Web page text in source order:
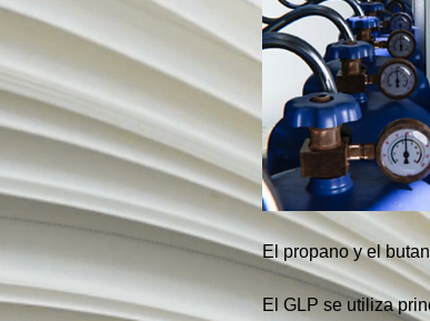
El propano y el
El GLP se utiliza